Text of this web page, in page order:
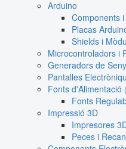
Arduino
Components
Placas
Shields i
Microcontroladors i
Generadors de
Pantalles
Fonts d'Alimentació
Fonts
Impressió 3D
Impresores
Peces i